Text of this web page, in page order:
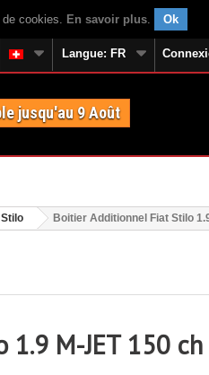
cookies. En savoir plus. Ok
Langue: FR
jusqu'au 9 Août
Stilo Boitier Additionnel Fiat Stilo
M-JET 150 ch